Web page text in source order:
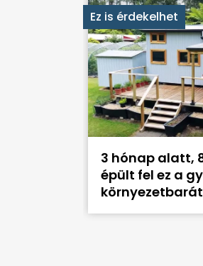
Ez is érdekelhet
3 hónap alatt,
épült fel ez a